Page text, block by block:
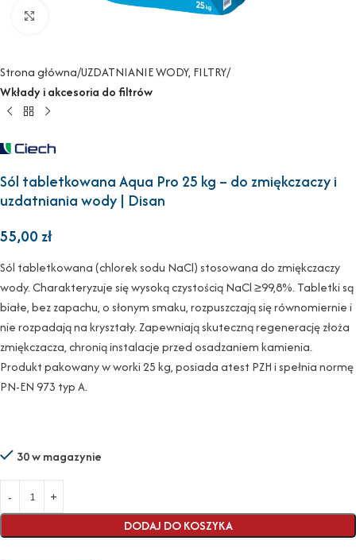
Strona główna UZDATNIANIE WODY, FILTRY
Wkłady i akcesoria do filtrów
Sól tabletkowana Aqua Pro 25 kg – do zmiękczaczy i
uzdatniania wody | Disan
55,00zł
Sól tabletkowana (chlorek sodu NaCl) stosowana do zmiękczaczy
wody. Charakteryzuje się wysoką czystością NaCl ≥99,8%. Tabletki są
białe, bez zapachu, o słonym smaku, rozpuszczają się równomiernie i
nie rozpadają na kryształy. Zapewniają skuteczną regenerację złoża
zmiękczacza, chronią instalacje przed osadzaniem kamienia.
Produkt pakowany w worki 25 kg, posiada atest PZH i spełnia normę
PN-EN 973 typ A.
30 w magazynie
DODAJ DO KOSZYKA